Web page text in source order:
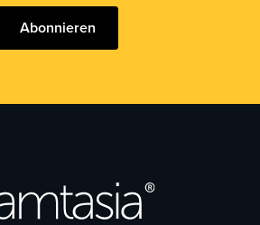
Abonnieren